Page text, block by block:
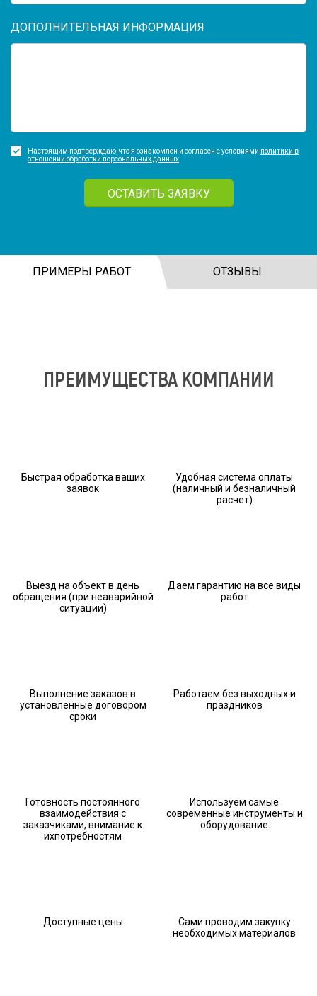
ДОПОЛНИТЕЛЬНАЯ ИНФОРМАЦИЯ
Настоящим подтверждаю, что я ознакомлен и согласен с условиями политики в
отношении обработки персональных данных
ОСТАВИТЬ ЗАЯВКУ
ПРИМЕРЫ РАБОТ ОТЗЫВЫ
ПРЕИМУЩЕСТВА КОМПАНИИ
Быстрая обработка ваших
заявок
Удобная система оплаты
(наличный и безналичный
расчет)
Выезд на объект в день
обращения (при неаварийной
ситуации)
Даем гарантию на все виды
работ
Выполнение заказов в
установленные договором
сроки
Работаем без выходных и
праздников
Готовность постоянного
взаимодействия с
заказчиками, внимание к
ихпотребностям
Используем самые
современные инструменты и
оборудование
Доступные цены
Сами проводим закупку
необходимых материалов